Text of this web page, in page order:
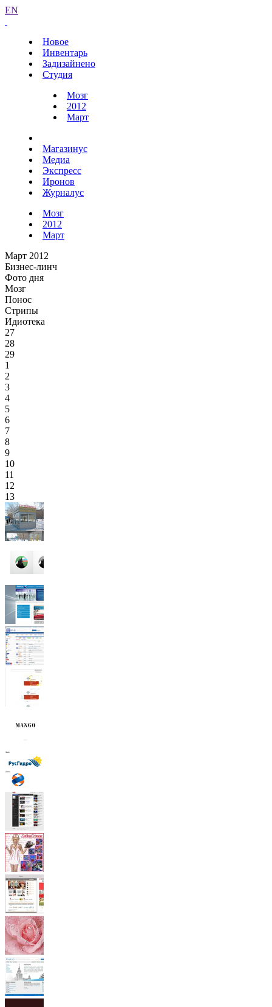
EN
Новое
Инвентарь
Задизайнено
Студия
Мозг
2012
Март
Магазинус
Медиа
Экспресс
Иронов
Журналус
Мозг
2012
Март
Март 2012
Бизнес-линч
Фото дня
Мозг
Понос
Стрипы
Идиотека
27
28
29
1
2
3
4
5
6
7
8
9
10
11
12
13